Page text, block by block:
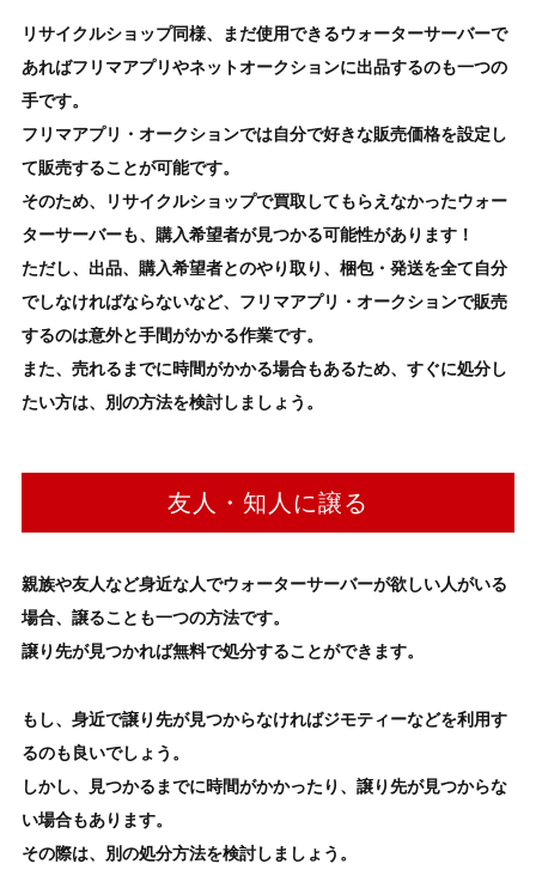
リサイクルショップ同様、まだ使用できるウォーターサーバーで
あればフリマアプリやネットオークションに出品するのも一つの
手です。
フリマアプリ・オークションでは自分で好きな販売価格を設定し
て販売することが可能です。
そのため、リサイクルショップで買取してもらえなかったウォー
ターサーバーも、購入希望者が見つかる可能性があります！
ただし、出品、購入希望者とのやり取り、梱包・発送を全て自分
でしなければならないなど、フリマアプリ・オークションで販売
するのは意外と手間がかかる作業です。
また、売れるまでに時間がかかる場合もあるため、 すぐに処分し
たい方は、別の方法を検討しましょう。
友人・知人に譲る
親族や友人など身近な人でウォーターサーバーが欲しい人がいる
場合、譲ることも一つの方法です。
譲り先が見つかれば無料で処分することができます。
もし、身近で譲り先が見つからなければジモティーなどを利用す
るのも良いでしょう。
しかし、見つかるまでに時間がかかったり、譲り先が見つからな
い場合もあります。
その際は、別の処分方法を検討しましょう。